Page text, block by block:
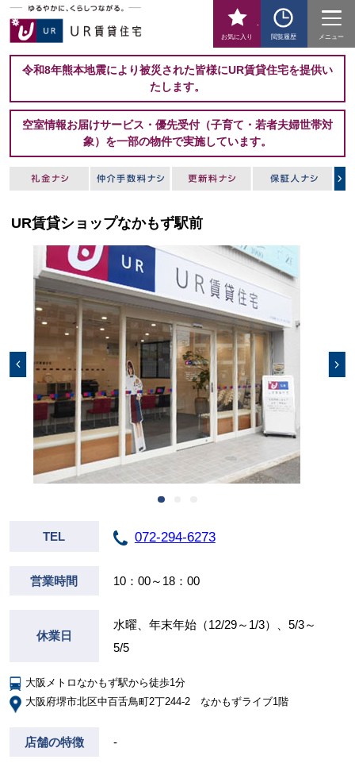
お気に入り
-
閲覧履歴
メニュー
令和8年熊本地震により被災された皆様にUR賃貸住宅を提供い
たします。
空室情報お届けサービス・優先受付（子育て・若者夫婦世帯対
象）を一部の物件で実施しています。
UR賃貸ショップなかもず駅前
TEL 072-294-6273
営業時間 10：00～18：00
休業日
水曜、年末年始（12/29～1/3）、5/3～
5/5
大阪メトロなかもず駅から徒歩1分
大阪府堺市北区中百舌鳥町2丁244-2 なかもずライブ1階
店舗の特徴 -